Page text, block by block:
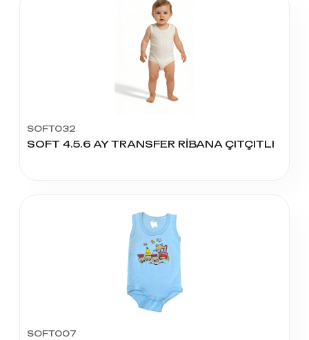
SOFT032
SOFT 4.5.6 AY TRANSFER RİBANA ÇITÇITLI
SOFT007